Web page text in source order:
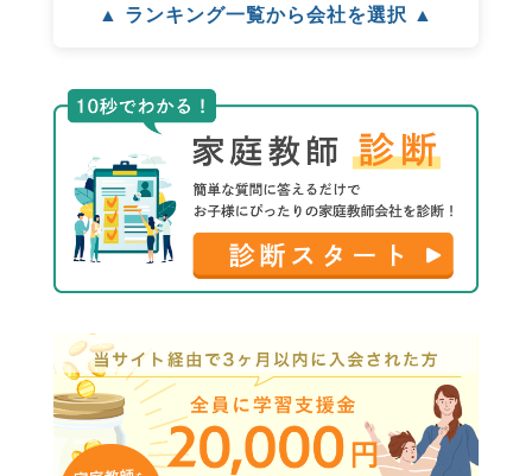
▲ ランキング一覧から会社を選択 ▲